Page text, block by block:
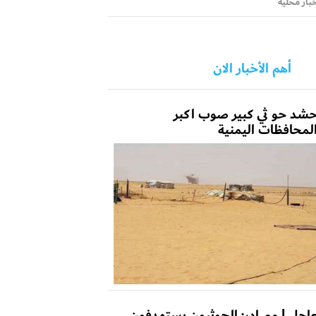
أهم الأخبار الان
حو ثي كبير صوب اكبر
المحافظات اليمنية